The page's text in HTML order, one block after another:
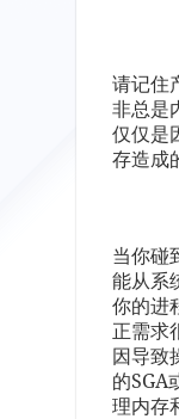
请记住
非总是
仅仅是
存造成
当你碰
能从系
你的进
正需求
因导致
的SGA
理内存